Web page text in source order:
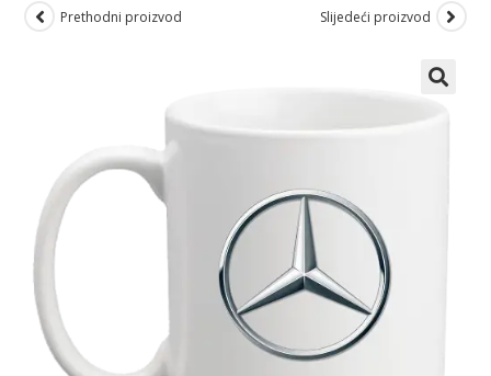
Prethodni proizvod Slijedeći proizvod